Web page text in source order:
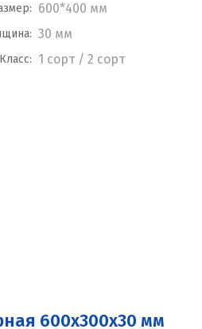
600*400 мм
30 мм
Класс: 1 сорт / 2 сорт
600x300x30 мм